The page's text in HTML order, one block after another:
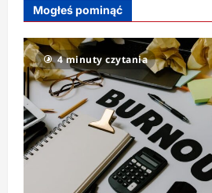
Mogłeś pominąć
4 minuty czytania